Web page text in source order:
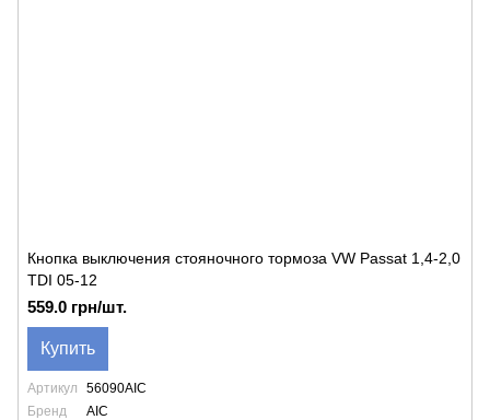
Кнопка выключения стояночного тормоза VW Passat 1,4-2,0
TDI 05-12
559.0 грн/шт.
Купить
Артикул
56090AIC
Бренд
AIC